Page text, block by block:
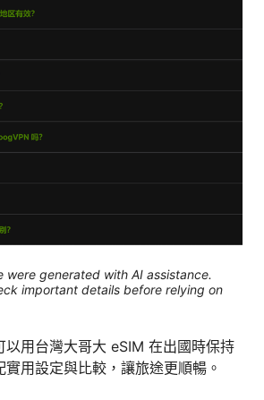
were generated with AI assistance.
important details before relying on
以用台灣大哥大 eSIM 在出國時保持
用設定與比較，讓旅途更順暢。